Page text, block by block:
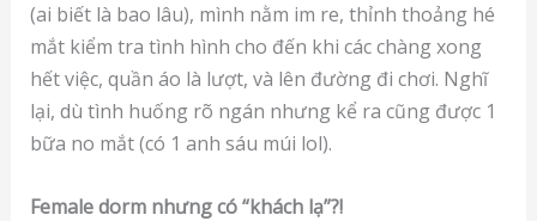
(ai biết là bao lâu), mình nằm im re, thỉnh thoảng hé
mắt kiểm tra tình hình cho đến khi các chàng xong
hết việc, quần áo là lượt, và lên đường đi chơi. Nghĩ
lại, dù tình huống rõ ngán nhưng kể ra cũng được 1
bữa no mắt (có 1 anh sáu múi lol).
Female dorm nhưng có “khách lạ”?!